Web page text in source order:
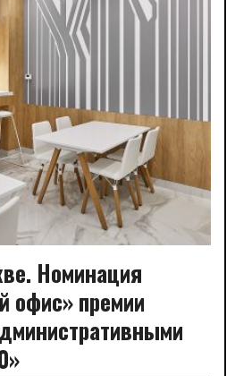
Номинация
офис» премии